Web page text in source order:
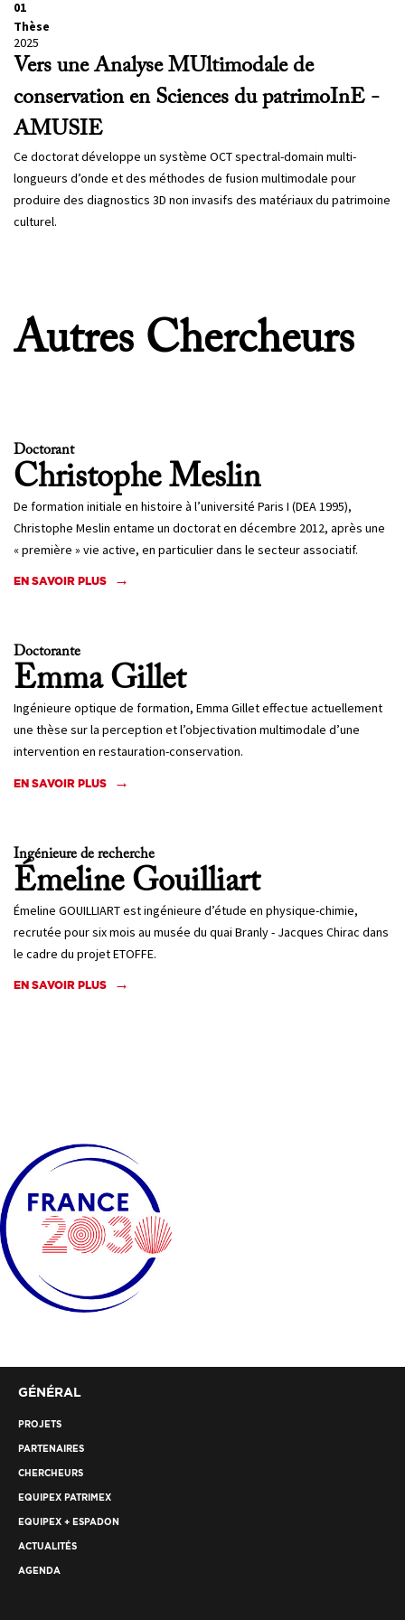
01
Thèse
2025
Vers une Analyse MUltimodale de
conservation en Sciences du patrimoInE -
AMUSIE
Ce doctorat développe un système OCT spectral-domain multi-
longueurs d’onde et des méthodes de fusion multimodale pour
produire des diagnostics 3D non invasifs des matériaux du patrimoine
culturel.
Autres Chercheurs
Doctorant
ChristopheMeslin
De formation initiale en histoire à l’université Paris I (DEA 1995),
Christophe Meslin entame un doctorat en décembre 2012, après une
« première » vie active, en particulier dans le secteur associatif.
EN SAVOIR PLUS
Doctorante
EmmaGillet
Ingénieure optique de formation, Emma Gillet effectue actuellement
une thèse sur la perception et l’objectivation multimodale d’une
intervention en restauration-conservation.
EN SAVOIR PLUS
Ingénieure de recherche
ÉmelineGouilliart
Émeline GOUILLIART est ingénieure d’étude en physique-chimie,
recrutée pour six mois au musée du quai Branly - Jacques Chirac dans
le cadre du projet ETOFFE.
EN SAVOIR PLUS
GÉNÉRAL
PROJETS
PARTENAIRES
CHERCHEURS
EQUIPEX PATRIMEX
EQUIPEX + ESPADON
ACTUALITÉS
AGENDA